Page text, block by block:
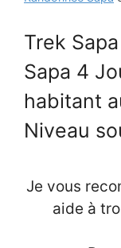
Trek
Sapa 4
habitant
Niveau
Je vous
aide à